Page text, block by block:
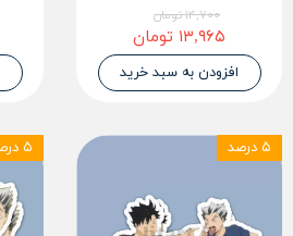
۱۴,۷۰۰ تومان
۱۳,۹۶۵ تومان
افزودن به سبد خرید
۵ درصد ۵ درصد